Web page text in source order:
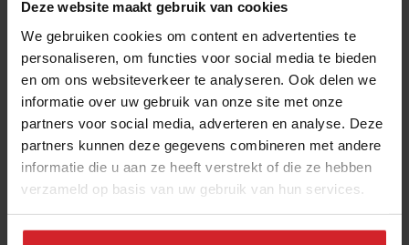
Deze website maakt gebruik van cookies
We gebruiken cookies om content en advertenties te
personaliseren, om functies voor social media te bieden
en om ons websiteverkeer te analyseren. Ook delen we
informatie over uw gebruik van onze site met onze
partners voor social media, adverteren en analyse. Deze
partners kunnen deze gegevens combineren met andere
informatie die u aan ze heeft verstrekt of die ze hebben
verzameld op basis van uw gebruik van hun services.
die stopten ook weer met de bezorgactiviteiten in ons
land vanwege tegenvallende omzetten.
Lees ook
Alles kan bezorgd worden in
Shanghai
Deliverymarkt van ongekende omvang voor
consument die gemak zoekt